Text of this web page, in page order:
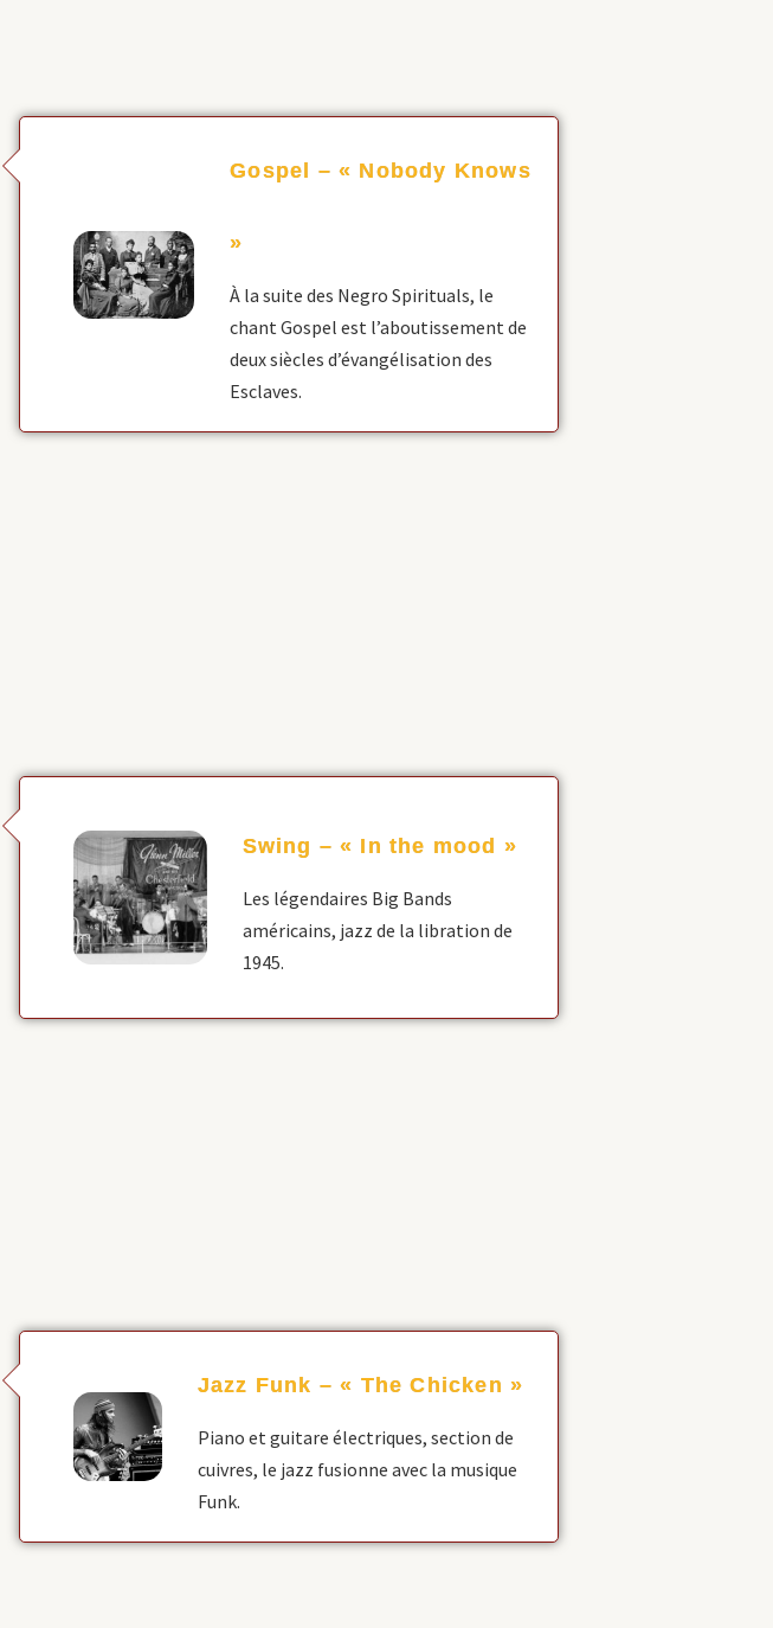
Gospel – « Nobody Knows
»
À la suite des Negro Spirituals, le
chant Gospel est l’aboutissement de
deux siècles d’évangélisation des
Esclaves.
Swing – « In the mood »
Les légendaires Big Bands
américains, jazz de la libration de
1945.
Jazz Funk – « The Chicken »
Piano et guitare électriques, section de
cuivres, le jazz fusionne avec la musique
Funk.